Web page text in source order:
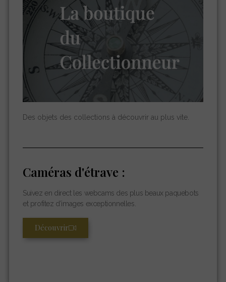
Des objets des collections à découvrir au plus vite.
Caméras d'étrave :
Suivez en direct les webcams des plus beaux paquebots
et profitez d’images exceptionnelles.
Découvrir